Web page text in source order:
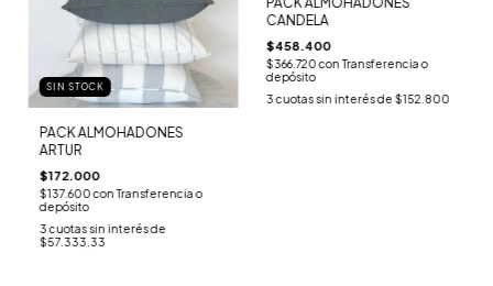
SIN STOCK
PACK ALMOHADONES
ARTUR
$172.000
$137.600con Transferencia o
depósito
3 cuotas sin interés de
$57.333,33
CANDELA
$458.400
$366.720con Transferencia o
depósito
3 cuotas sin interés de $152.800